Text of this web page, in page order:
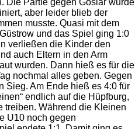
Die Partie gegen Goslar wurde
aber leider blieb der
musste. Quasi mit dem
und das Spiel ging 1:0
verließen die Kinder den
auch Eltern in den Arm
wurden. Dann hieß es für die
nochmal alles geben. Gegen
Sieg. Am Ende hieß es 4:0 für
endlich auf die Hüpfburg,
treiben. Während die Kleinen
U10 noch gegen